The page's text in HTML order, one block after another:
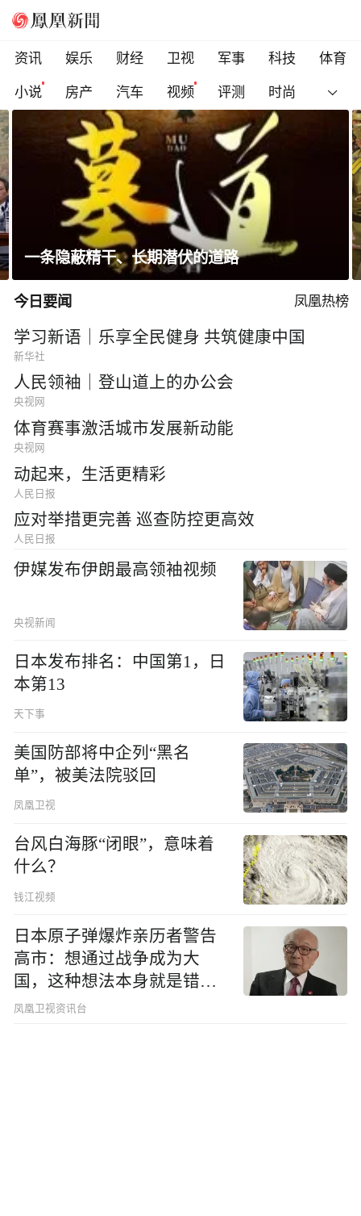
资讯 娱乐 财经 卫视 军事 科技
体育
小说
房产 汽车 视频 评测 时尚
金正恩会见参战老兵和战时立功者
今日要闻 凤凰热榜
学习新语｜乐享全民健身 共筑健康中国
新华社
人民领袖｜登山道上的办公会
央视网
体育赛事激活城市发展新动能
央视网
动起来，生活更精彩
人民日报
应对举措更完善 巡查防控更高效
人民日报
伊媒发布伊朗最高领袖视频
央视新闻
日本发布排名：中国第1，日
本第13
天下事
美国防部将中企列“黑名
单”，被美法院驳回
凤凰卫视
台风白海豚“闭眼”，意味着
什么？
钱江视频
日本原子弹爆炸亲历者警告
高市：想通过战争成为大
国，这种想法本身就是错误
的
凤凰卫视资讯台